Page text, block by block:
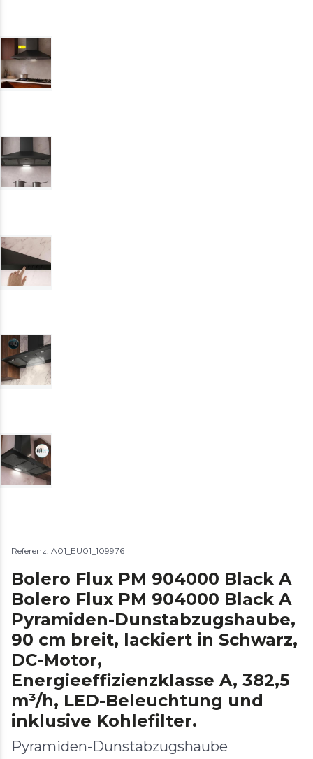
Referenz: A01_EU01_109976
Bolero Flux PM 904000 Black A
Bolero Flux PM 904000 Black A
Pyramiden-Dunstabzugshaube,
90 cm breit, lackiert in Schwarz,
DC-Motor,
Energieeffizienzklasse A, 382,5
m³/h, LED-Beleuchtung und
inklusive Kohlefilter.
Pyramiden-Dunstabzugshaube